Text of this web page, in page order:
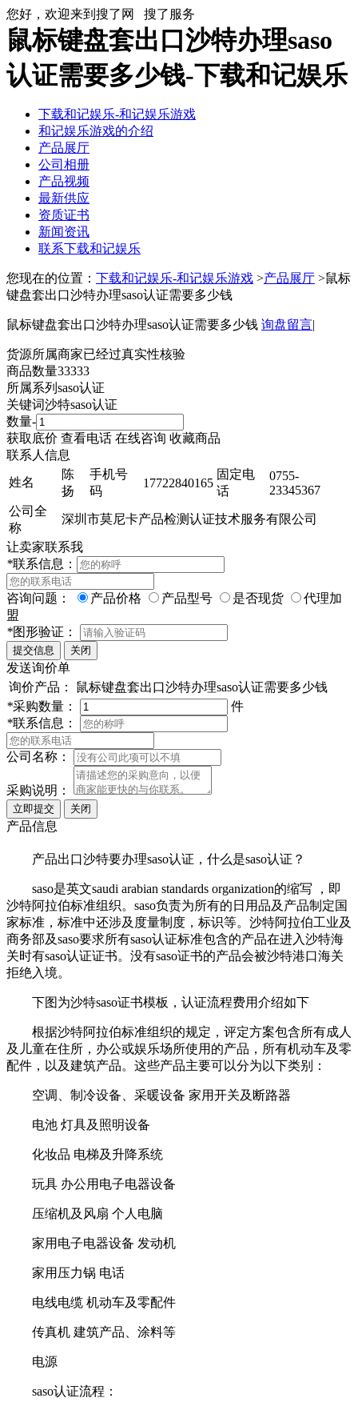
您好，欢迎来到搜了网 搜了服务
鼠标键盘套出口沙特办理saso
认证需要多少钱-下载和记娱乐
下载和记娱乐-和记娱乐游戏
和记娱乐游戏的介绍
产品展厅
公司相册
产品视频
最新供应
资质证书
新闻资讯
联系下载和记娱乐
您现在的位置： 下载和记娱乐-和记娱乐游戏 >产品展厅 >鼠标
键盘套出口沙特办理saso认证需要多少钱
鼠标键盘套出口沙特办理saso认证需要多少钱 询盘留言|
货源所属商家已经过真实性核验
商品数量33333
所属系列 saso认证
关键词沙特saso认证
数量-
获取底价 查看电话 在线咨询 收藏商品
联系人信息
姓名
陈
扬
手机号
码
17722840165
固定电
话
0755-
23345367
公司全
称
深圳市莫尼卡产品检测认证技术服务有限公司
让卖家联系我
*联系信息：
咨询问题： 产品价格 产品型号 是否现货
代理加
盟
*图形验证：
发送询价单
询价产品：
鼠标键盘套出口沙特办理saso认证需要多少钱
*采购数量：
件
*联系信息：
公司名称：
采购说明：
产品信息
产品出口沙特要办理saso认证，什么是saso认证？
saso是英文saudi arabian standards organization的缩写 ，即
沙特阿拉伯标准组织。saso负责为所有的日用品及产品制定国
家标准，标准中还涉及度量制度，标识等。沙特阿拉伯工业及
商务部及saso要求所有saso认证标准包含的产品在进入沙特海
关时有saso认证证书。没有saso证书的产品会被沙特港口海关
拒绝入境。
下图为沙特saso证书模板，认证流程费用介绍如下
根据沙特阿拉伯标准组织的规定，评定方案包含所有成人
及儿童在住所，办公或娱乐场所使用的产品，所有机动车及零
配件，以及建筑产品。这些产品主要可以分为以下类别：
空调、制冷设备、采暖设备 家用开关及断路器
电池 灯具及照明设备
化妆品 电梯及升降系统
玩具 办公用电子电器设备
压缩机及风扇 个人电脑
家用电子电器设备 发动机
家用压力锅 电话
电线电缆 机动车及零配件
传真机 建筑产品、涂料等
电源
saso认证流程：